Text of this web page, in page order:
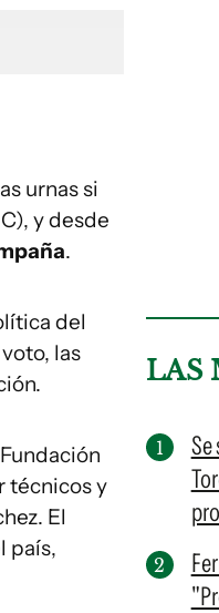
urnas si
y desde
.
del
las
técnicos y
El
país,
LAS